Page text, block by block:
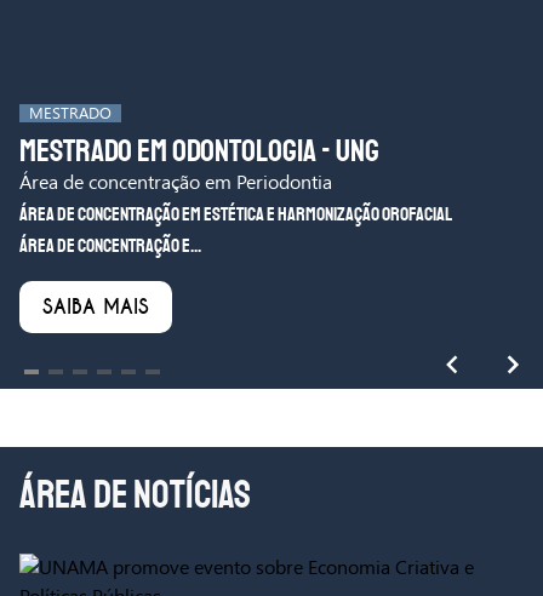
MESTRADO
Mestrado em Odontologia - UNG
Área de concentração em Periodontia
Área de concentração em Estética e Harmonização Orofacial
Área de concentração e...
SAIBA MAIS
Item
of
ÁREA DE NOTÍCIAS